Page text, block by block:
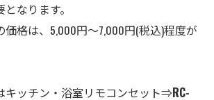
なります。
格は、5,000円～7,000円(税込)程度が
ッチン・ 浴室リモコンセット⇒RC-